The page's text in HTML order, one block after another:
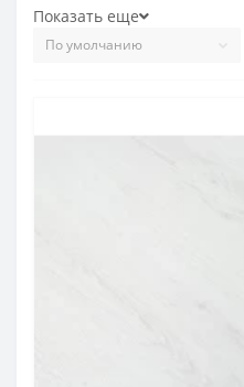
Показать еще